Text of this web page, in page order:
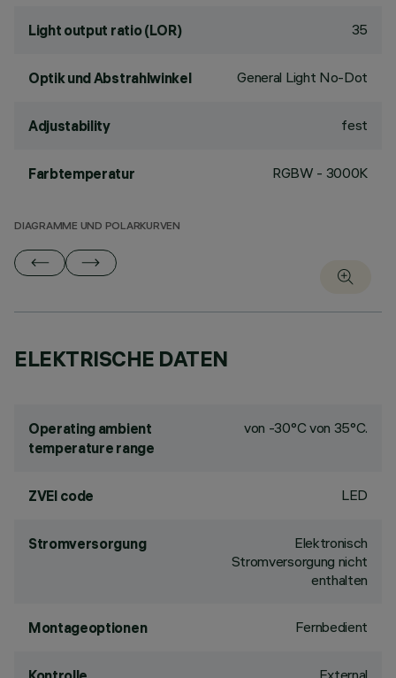
Light output ratio (LOR) 35
Optik und Abstrahlwinkel General Light No-Dot
Adjustability fest
Farbtemperatur RGBW - 3000K
DIAGRAMME UND POLARKURVEN
ELEKTRISCHE DATEN
Operating ambient
temperature range
von -30°C von 35°C.
ZVEI code LED
Stromversorgung
Elektronisch
Stromversorgung nicht
enthalten
Montageoptionen Fernbedient
External